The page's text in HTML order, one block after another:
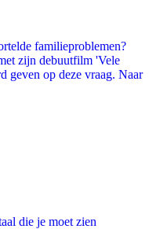
familieproblemen?
zijn debuutfilm 'Vele
geven op deze vraag. Naar
die je moet zien